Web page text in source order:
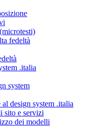
fedeltà
.italia
system
design system .italia
sito e servizi
dei modelli